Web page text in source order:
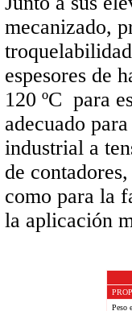
mecanizado,
espesores de
120 ºC para
adecuado
industrial a
de
como para la
la aplicación
Peso